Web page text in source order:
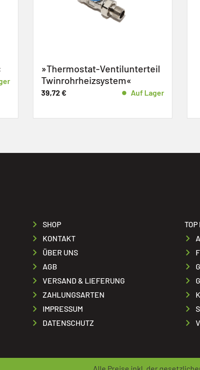
Auf Lager
SHOP
KONTAKT
ÜBER UNS
AGB
VERSAND & LIEFERUNG
ZAHLUNGSARTEN
IMPRESSUM
DATENSCHUTZ
TOP